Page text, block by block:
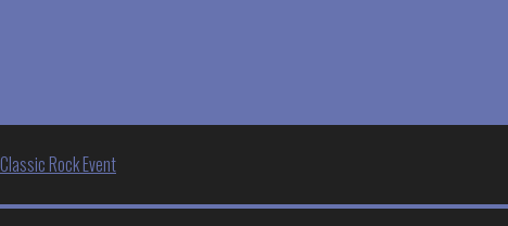
Indlægsnavigation
Classic Rock Event